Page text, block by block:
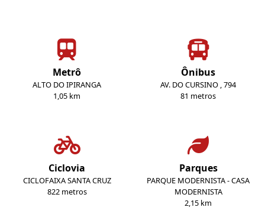
Metrô
ALTO DO IPIRANGA
1,05 km
Ônibus
AV. DO CURSINO , 794
81 metros
Ciclovia
CICLOFAIXA SANTA CRUZ
822 metros
Parques
PARQUE MODERNISTA - CASA
MODERNISTA
2,15 km